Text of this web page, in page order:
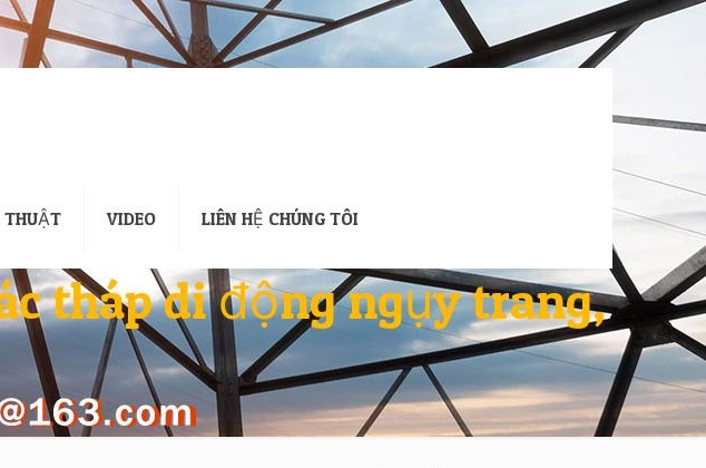
THUẬT VIDEO LIÊN HỆ CHÚNG TÔI
tháp di động ngụy trang,